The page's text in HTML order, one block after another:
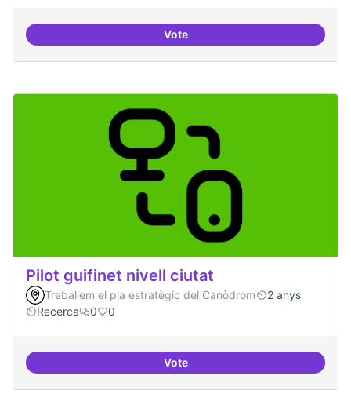
VoteCampanya de comunicació
Pilot guifinet nivell ciutat
Treballem el pla estratègic del Canòdrom
2 anys
Recerca
0 0
VotePilot guifinet nivell ciutat